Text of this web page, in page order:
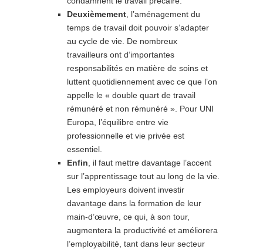
Deuxièmement , l’aménagement du
temps de travail doit pouvoir s’adapter
au cycle de vie. De nombreux
travailleurs ont d’importantes
responsabilités en matière de soins et
luttent quotidiennement avec ce que l’on
appelle le « double quart de travail
rémunéré et non rémunéré ». Pour UNI
Europa, l’équilibre entre vie
professionnelle et vie privée est
essentiel.
Enfin , il faut mettre davantage l’accent
sur l’apprentissage tout au long de la vie.
Les employeurs doivent investir
davantage dans la formation de leur
main-d’œuvre, ce qui, à son tour,
augmentera la productivité et améliorera
l’employabilité, tant dans leur secteur